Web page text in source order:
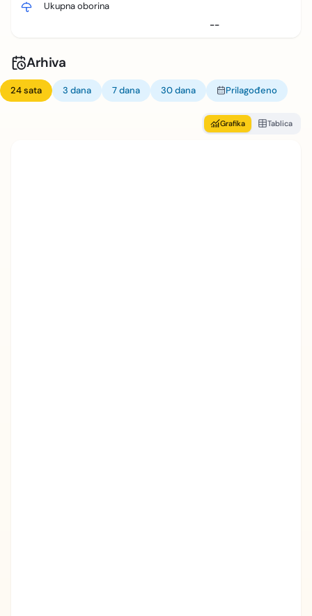
Ukupna oborina
--
Arhiva
24 sata 3 dana 7 dana 30 dana Prilagođeno
Grafika Tablica